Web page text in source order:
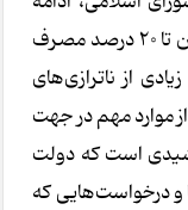
داد: به نظر می‌رسد با این روش شاید بتوان تا 20 درصد مصرف
از ناترازی‌های
موارد مهم در جهت
است که دولت
و درخواست‌هایی که